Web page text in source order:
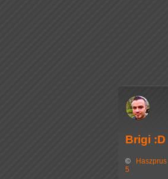
Brigi :D
© Haszprus
5